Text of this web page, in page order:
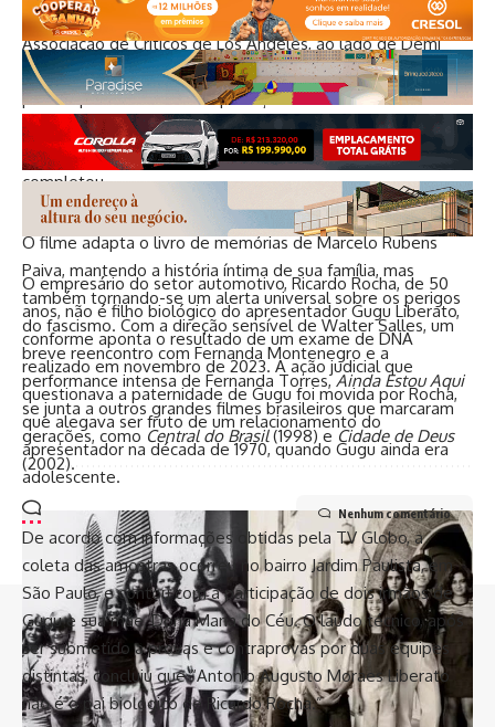
Torres também recebeu uma Menção Honrosa da
Associação de Críticos de Los Angeles, ao lado de Demi
Moore, por suas performances ao longo do ano. “É um
prêmio para todas as interpretações femininas e masculinas
do ano, então é realmente extraordinário. Fico muito feliz
também que o filme siga forte nos cinemas do Brasil”,
completou.
O filme adapta o livro de memórias de Marcelo Rubens
Paiva, mantendo a história íntima de sua família, mas
também tornando-se um alerta universal sobre os perigos
do fascismo. Com a direção sensível de Walter Salles, um
breve reencontro com Fernanda Montenegro e a
performance intensa de Fernanda Torres,Ainda Estou Aqui
se junta a outros grandes filmes brasileiros que marcaram
gerações, como Central do Brasil(1998) e Cidade de Deus
(2002).
O empresário do setor automotivo, Ricardo Rocha, de 50
anos, não é filho biológico do apresentador Gugu Liberato,
conforme aponta o resultado de um exame de DNA
realizado em novembro de 2023. A ação judicial que
questionava a paternidade de Gugu foi movida por Rocha,
que alegava ser fruto de um relacionamento do
apresentador na década de 1970, quando Gugu ainda era
adolescente.
De acordo com informações obtidas pela TV Globo, a
coleta das amostras ocorreu no bairro Jardim Paulista, em
São Paulo, e contou com a participação de dois irmãos de
Gugu e sua mãe, Dona Maria do Céu. O laudo técnico, após
ser submetido a provas e contraprovas por duas equipes
distintas, concluiu que “Antonio Augusto Moraes Liberato
não é o pai biológico de Ricardo Rocha.”
Nenhum comentário
//
I nfluenciamos mais de 8 mil pessoas todos os dias e somos
o canal de notícias que mais cresce na Bahia